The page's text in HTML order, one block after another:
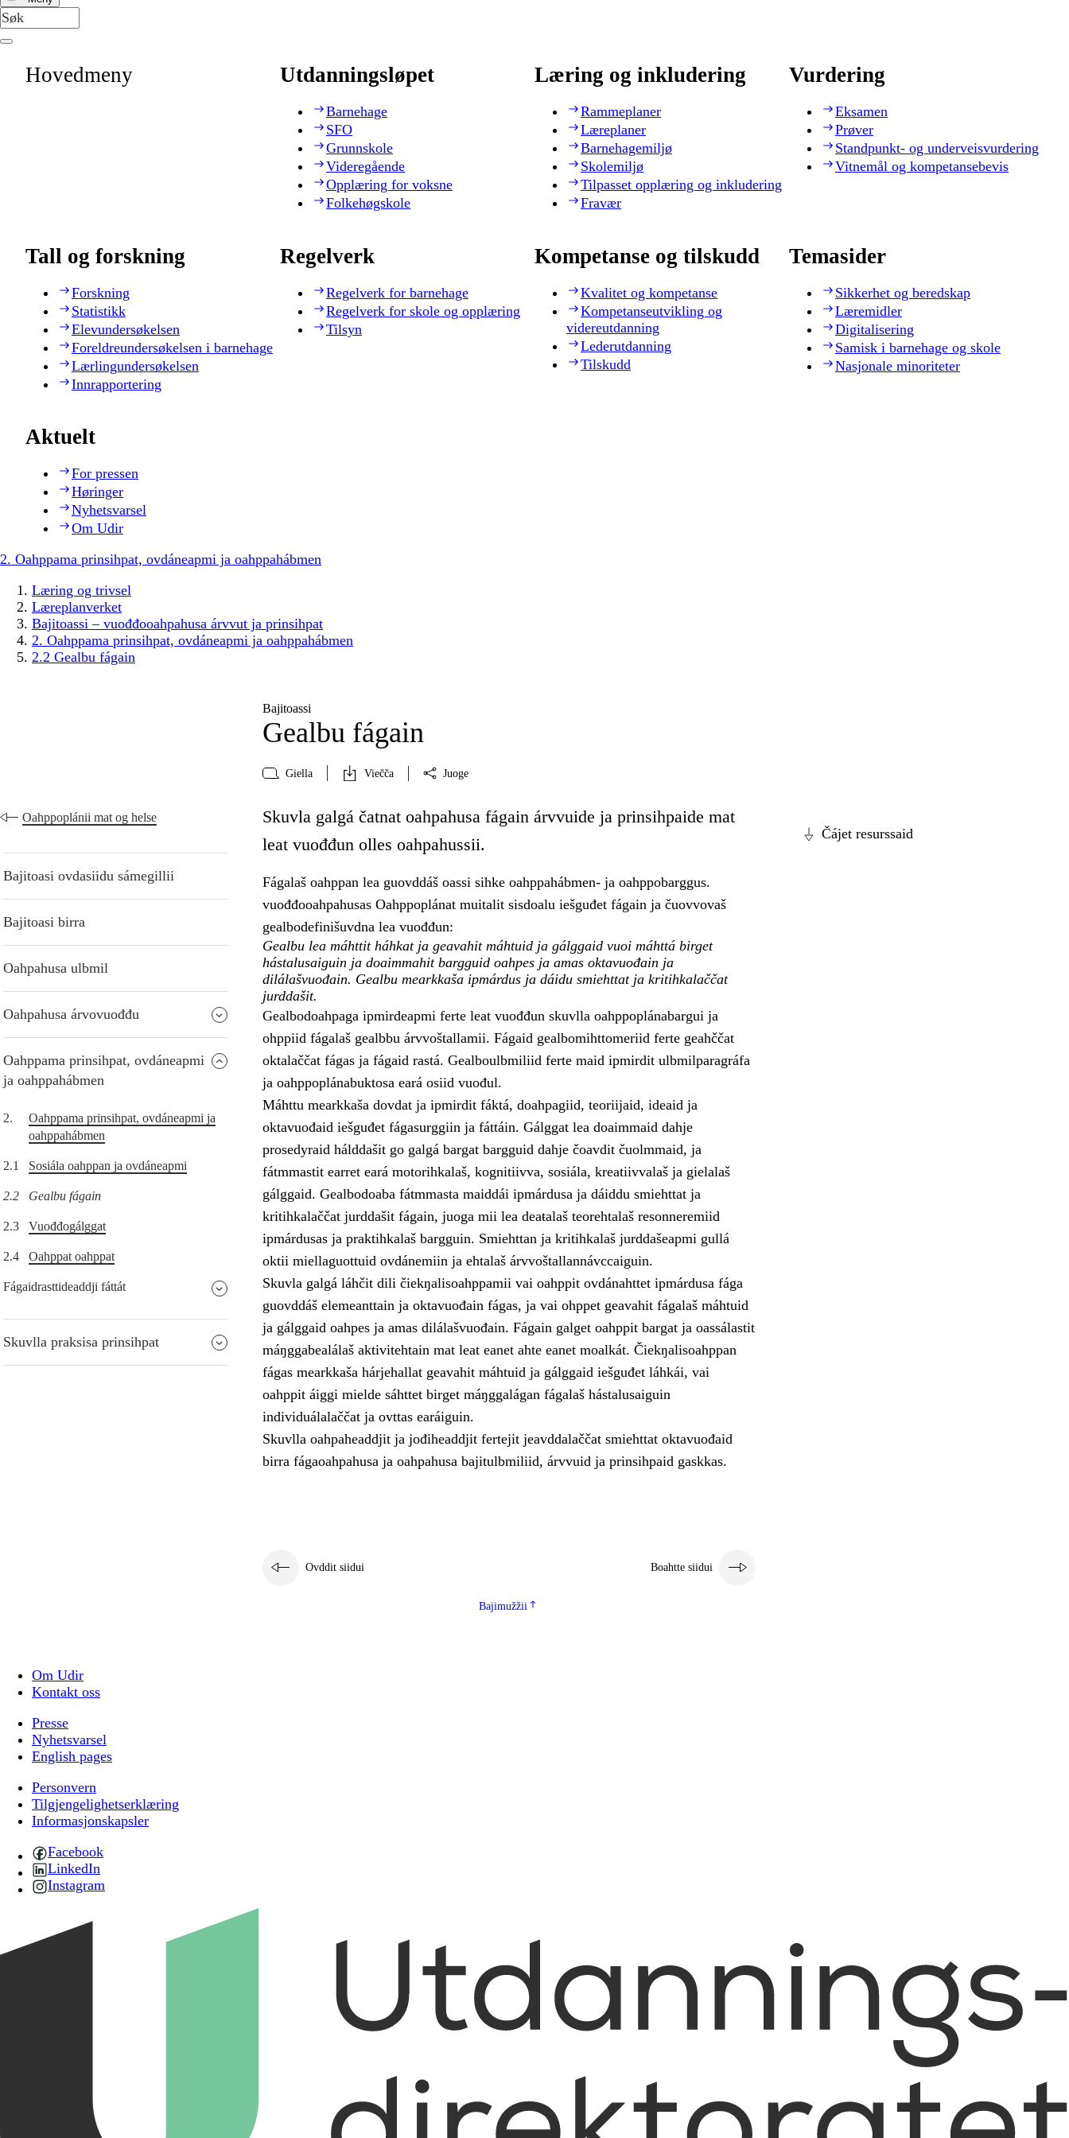
Hovedmeny Utdanningsløpet
Barnehage
SFO
Grunnskole
Videregående
Opplæring for voksne
Folkehøgskole
Læring og inkludering
Rammeplaner
Læreplaner
Barnehagemiljø
Skolemiljø
Tilpasset opplæring og inkludering
Fravær
Vurdering
Eksamen
Prøver
Standpunkt- og underveisvurdering
Vitnemål og kompetansebevis
Tall og forskning
Forskning
Statistikk
Elevundersøkelsen
Foreldreundersøkelsen i barnehage
Lærlingundersøkelsen
Innrapportering
Regelverk
Regelverk for barnehage
Regelverk for skole og opplæring
Tilsyn
Kompetanse og tilskudd
Kvalitet og kompetanse
Kompetanseutvikling og
videreutdanning
Lederutdanning
Tilskudd
Temasider
Sikkerhet og beredskap
Læremidler
Digitalisering
Samisk i barnehage og skole
Nasjonale minoriteter
Aktuelt
For pressen
Høringer
Nyhetsvarsel
Om Udir
2. Oahppama prinsihpat, ovdáneapmi ja oahppahábmen
Læring og trivsel
Læreplanverket
Bajitoassi – vuođđooahpahusa árvvut ja prinsihpat
2. Oahppama prinsihpat, ovdáneapmi ja oahppahábmen
2.2 Gealbu fágain
Bajitoassi
Gealbu fágain
Giella Viečča Juoge
Oahppoplánii mat og helse
Bajitoasi ovdasiidu sámegillii
Bajitoasi birra
Oahpahusa ulbmil
Oahpahusa árvovuođđu
Oahppama prinsihpat, ovdáneapmi
ja oahppahábmen
2.
Oahppama prinsihpat, ovdáneapmi ja
oahppahábmen
2.1 Sosiála oahppan ja ovdáneapmi
2.2 Gealbu fágain
2.3 Vuođđogálggat
2.4 Oahppat oahppat
Fágaidrasttideaddji fáttát
Skuvlla praksisa prinsihpat
Čájet resurssaid
Skuvla galgá čatnat oahpahusa fágain árvvuide ja prinsihpaide mat
leat vuođđun olles oahpahussii.
Fágalaš oahppan lea guovddáš oassi sihke oahppahábmen- ja oahppobarggus.
vuođđooahpahusas Oahppoplánat muitalit sisdoalu iešguđet fágain ja čuovvovaš
gealbodefinišuvdna lea vuođđun:
Gealbu lea máhttit háhkat ja geavahit máhtuid ja gálggaid vuoi máhttá birget
hástalusaiguin ja doaimmahit bargguid oahpes ja amas oktavuođain ja
dilálašvuođain. Gealbu mearkkaša ipmárdus ja dáidu smiehttat ja kritihkalaččat
jurddašit.
Gealbodoahpaga ipmirdeapmi ferte leat vuođđun skuvlla oahppoplánabargui ja
ohppiid fágalaš gealbbu árvvoštallamii. Fágaid gealbomihttomeriid ferte geahččat
oktalaččat fágas ja fágaid rastá. Gealboulbmiliid ferte maid ipmirdit ulbmilparagráfa
ja oahppoplánabuktosa eará osiid vuođul.
Máhttu mearkkaša dovdat ja ipmirdit fáktá, doahpagiid, teoriijaid, ideaid ja
oktavuođaid iešguđet fágasurggiin ja fáttáin. Gálggat lea doaimmaid dahje
prosedyraid hálddašit go galgá bargat bargguid dahje čoavdit čuolmmaid, ja
fátmmastit earret eará motorihkalaš, kognitiivva, sosiála, kreatiivvalaš ja gielalaš
gálggaid. Gealbodoaba fátmmasta maiddái ipmárdusa ja dáiddu smiehttat ja
kritihkalaččat jurddašit fágain, juoga mii lea deaŧalaš teorehtalaš resonneremiid
ipmárdusas ja praktihkalaš bargguin. Smiehttan ja kritihkalaš jurddašeapmi gullá
oktii miellaguottuid ovdánemiin ja ehtalaš árvvoštallannávccaiguin.
Skuvla galgá láhčit dili čiekŋalisoahppamii vai oahppit ovdánahttet ipmárdusa fága
guovddáš elemeanttain ja oktavuođain fágas, ja vai ohppet geavahit fágalaš máhtuid
ja gálggaid oahpes ja amas dilálašvuođain. Fágain galget oahppit bargat ja oassálastit
máŋggabealálaš aktivitehtain mat leat eanet ahte eanet moalkát. Čiekŋalisoahppan
fágas mearkkaša hárjehallat geavahit máhtuid ja gálggaid iešguđet láhkái, vai
oahppit áiggi mielde sáhttet birget máŋggalágan fágalaš hástalusaiguin
individuálalaččat ja ovttas earáiguin.
Skuvlla oahpaheaddjit ja jođiheaddjit fertejit jeavddalaččat smiehttat oktavuođaid
birra fágaoahpahusa ja oahpahusa bajitulbmiliid, árvvuid ja prinsihpaid gaskkas.
Ovddit siidui Boahtte siidui
Bajimužžii
Om Udir
Kontakt oss
Presse
Nyhetsvarsel
English pages
Personvern
Tilgjengelighetserklæring
Informasjonskapsler
Facebook
LinkedIn
Instagram